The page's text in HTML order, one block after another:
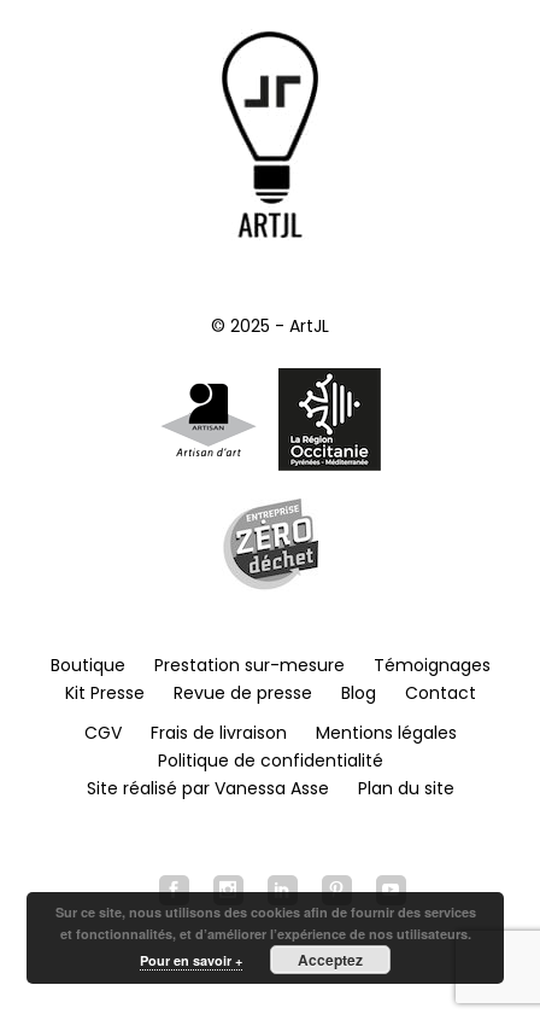
© 2025 - ArtJL
Boutique Prestation sur-mesure
Témoignages
Kit Presse
Revue de presse Blog
Contact
CGV
Frais de livraison
Mentions légales
Politique de confidentialité
Site réalisé par Vanessa Asse
Plan du site
Sur ce site, nous utilisons des cookies afin de fournir des services
et fonctionnalités, et d’améliorer l’expérience de nos utilisateurs.
Pour en savoir +
Acceptez